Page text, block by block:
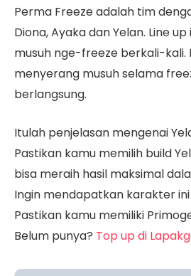
Perma Freeze adalah tim
Diona, Ayaka dan Yelan. Line
musuh nge-freeze berkali-kali.
menyerang musuh selama
berlangsung.
Itulah penjelasan mengenai
Pastikan kamu memilih build
bisa meraih hasil maksimal
Ingin mendapatkan karakter
Pastikan kamu memiliki
Belum punya? Top up di